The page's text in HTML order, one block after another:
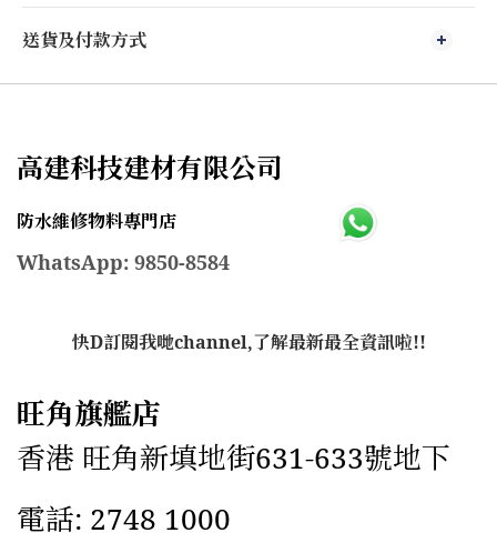
送貨及付款方式
高建科技建材有限公司
防水維修物料專門店
WhatsApp: 9850-8584
快D訂閱我哋channel,了解最新最全資訊啦!!
旺角旗艦店
香港 旺角新填地街631-633號地下
電話: 2748 1000